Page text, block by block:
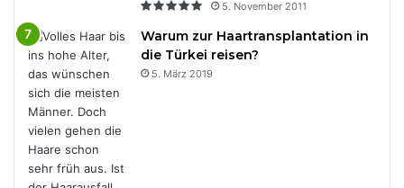
5. November 2011
Warum zur Haartransplantation in
die Türkei reisen?
5. März 2019